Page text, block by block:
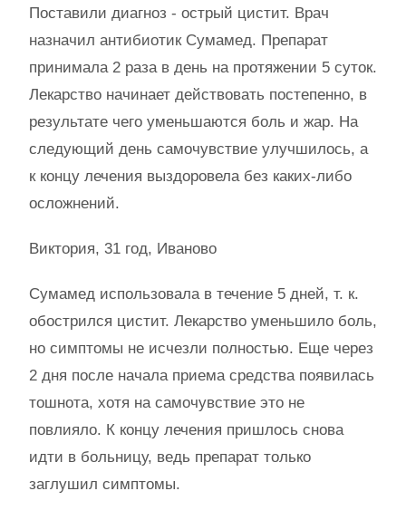
Поставили диагноз - острый цистит. Врач
назначил антибиотик Сумамед. Препарат
принимала 2 раза в день на протяжении 5 суток.
Лекарство начинает действовать постепенно, в
результате чего уменьшаются боль и жар. На
следующий день самочувствие улучшилось, а
к концу лечения выздоровела без каких-либо
осложнений.
Виктория, 31 год, Иваново
Сумамед использовала в течение 5 дней, т. к.
обострился цистит. Лекарство уменьшило боль,
но симптомы не исчезли полностью. Еще через
2 дня после начала приема средства появилась
тошнота, хотя на самочувствие это не
повлияло. К концу лечения пришлось снова
идти в больницу, ведь препарат только
заглушил симптомы.